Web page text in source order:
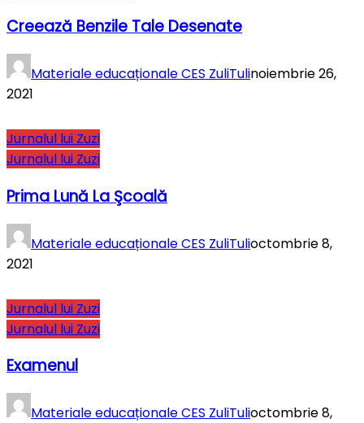
Creează Benzile Tale Desenate
Materiale educaționale CES ZuliTulinoiembrie 26,
2021
Jurnalul lui Zuzi
Jurnalul lui Zuzi
Prima Lună La Şcoală
Materiale educaționale CES ZuliTulioctombrie 8,
2021
Jurnalul lui Zuzi
Jurnalul lui Zuzi
Examenul
Materiale educaționale CES ZuliTulioctombrie 8,